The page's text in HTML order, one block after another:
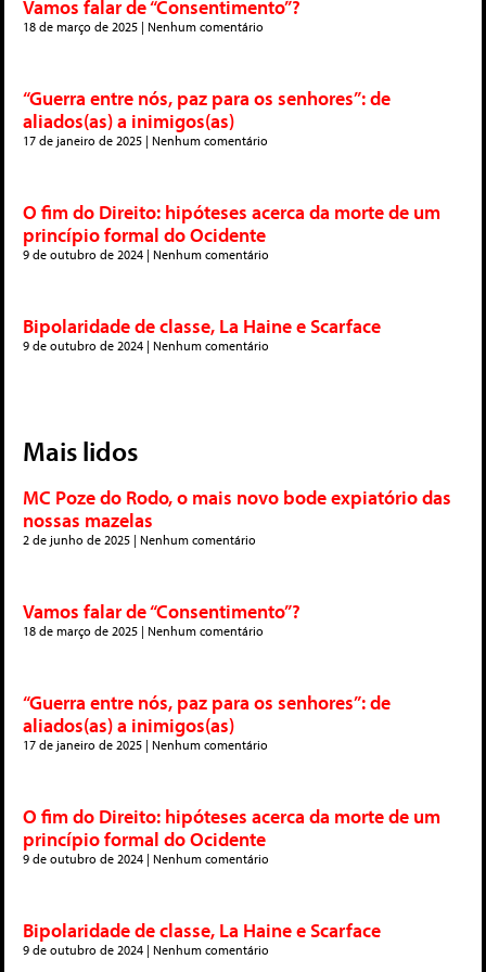
Vamos falar de “Consentimento”?
18 de março de 2025 Nenhum comentário
“Guerra entre nós, paz para os senhores”: de
aliados(as) a inimigos(as)
17 de janeiro de 2025 Nenhum comentário
O fim do Direito: hipóteses acerca da morte de um
princípio formal do Ocidente
9 de outubro de 2024 Nenhum comentário
Bipolaridade de classe, La Haine e Scarface
9 de outubro de 2024 Nenhum comentário
Mais lidos
MC Poze do Rodo, o mais novo bode expiatório das
nossas mazelas
2 de junho de 2025 Nenhum comentário
Vamos falar de “Consentimento”?
18 de março de 2025 Nenhum comentário
“Guerra entre nós, paz para os senhores”: de
aliados(as) a inimigos(as)
17 de janeiro de 2025 Nenhum comentário
O fim do Direito: hipóteses acerca da morte de um
princípio formal do Ocidente
9 de outubro de 2024 Nenhum comentário
Bipolaridade de classe, La Haine e Scarface
9 de outubro de 2024 Nenhum comentário